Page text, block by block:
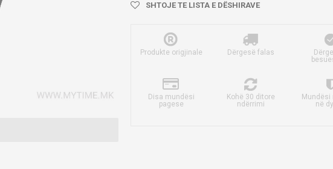
SHTOJE TE LISTA E DËSHIRAVE
Produkte origjinale Dërgesë falas
Disa mundësi
pagese
Kohë 30 ditore
ndërrimi
Mundësi
në